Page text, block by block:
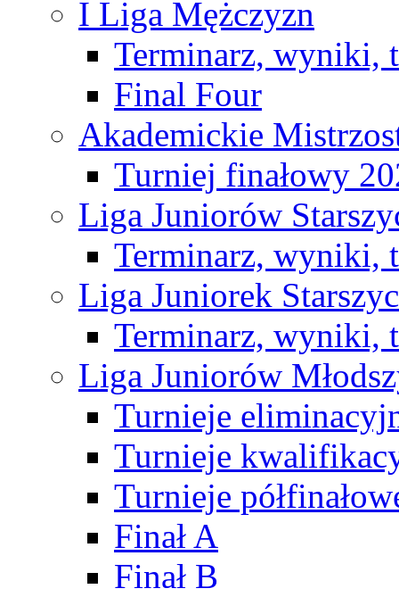
I Liga Mężczyzn
Terminarz, wyniki,
Final Four
Akademickie
Turniej finałowy
Liga Juniorów
Terminarz, wyniki,
Liga Juniorek
Terminarz, wyniki,
Liga Juniorów
Turnieje
Turnieje
Turnieje
Finał A
Finał B